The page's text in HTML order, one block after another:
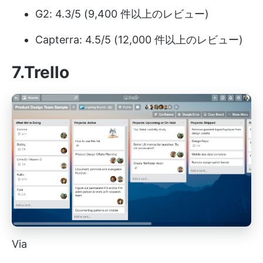
G2: 4.3/5 (9,400 件以上のレビュー)
Capterra: 4.5/5 (12,000 件以上のレビュー)
7.Trello
Via